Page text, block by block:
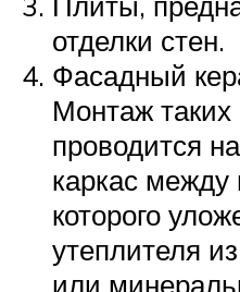
отделки стен.
Фасадный
Монтаж таких
проводится
каркас
которого
утеплителя
или